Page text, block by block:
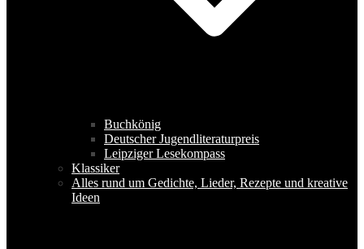
Buchkönig
Deutscher Jugendliteraturpreis
Leipziger Lesekompass
Klassiker
Alles rund um Gedichte, Lieder, Rezepte und kreative
Ideen